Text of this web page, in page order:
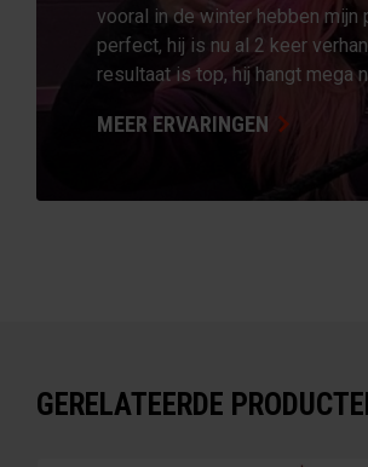
vooral in de winter hebben mijn
perfect, hij is nu al 2 keer
resultaat is top, hij hangt mega
MEER ERVARINGEN
GERELATEERDE